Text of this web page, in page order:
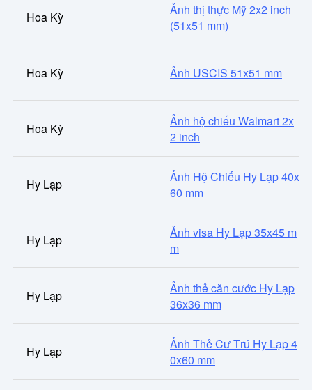
Hoa Kỳ
Ảnh thị thực Mỹ 2x2 inch
(51x51 mm)
Hoa Kỳ Ảnh USCIS 51x51 mm
Hoa Kỳ
Ảnh hộ chiếu Walmart 2x
2 inch
Hy Lạp
Ảnh Hộ Chiếu Hy Lạp 40x
60 mm
Hy Lạp
Ảnh visa Hy Lạp 35x45 m
m
Hy Lạp
Ảnh thẻ căn cước Hy Lạp
36x36 mm
Hy Lạp
Ảnh Thẻ Cư Trú Hy Lạp 4
0x60 mm